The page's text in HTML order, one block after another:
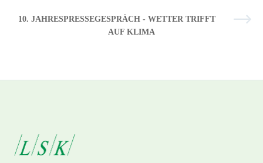
10. JAHRESPRESSEGESPRÄCH - WETTER TRIFFT
AUF KLIMA